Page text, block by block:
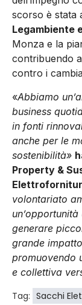
scorso è stata
Legambiente
Monza e la
contribuendo
contro i
«Abbiamo
business
in fonti
anche per le
sostenibilità»
Property &
volontariato
generare
grande
promuovendo
e collettiva
Tag: Sacchi